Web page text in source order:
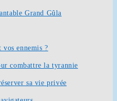
Grand Gûla
ennemis ?
combattre la tyrannie
sa vie privée